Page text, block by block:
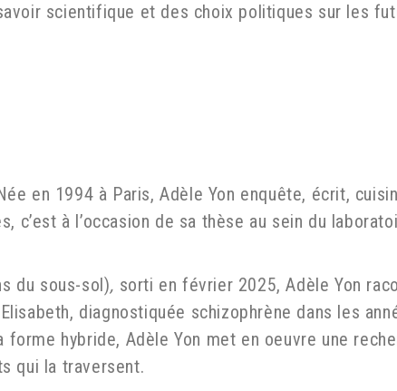
scientifique et des choix politiques sur les
en 1994 à Paris,Adèle Yon enquête, écrit,
c’est à l’occasion de sa thèse au sein du
du sous-sol), sorti en février 2025, Adèle Yon
diagnostiquée schizophrène dans les
forme hybride, Adèle Yon met en oeuvre une
qui la traversent.